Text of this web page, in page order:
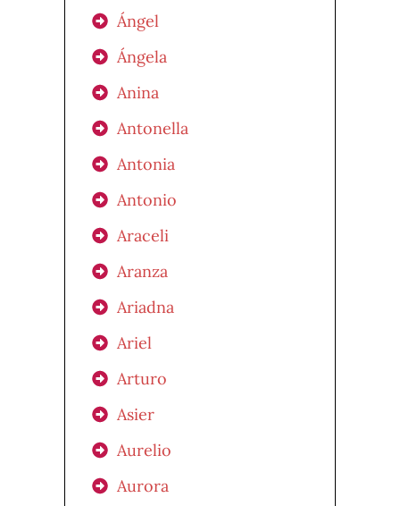
Ángel
Ángela
Anina
Antonella
Antonia
Antonio
Araceli
Aranza
Ariadna
Ariel
Arturo
Asier
Aurelio
Aurora